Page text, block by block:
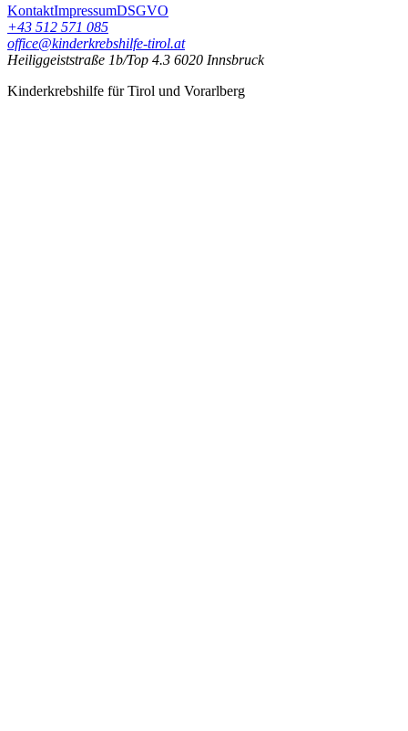
KontaktImpressumDSGVO
+43 512 571 085
office@kinderkrebshilfe-tirol.at
Heiliggeiststraße 1b/Top 4.3 6020 Innsbruck
Kinderkrebshilfe für Tirol und Vorarlberg